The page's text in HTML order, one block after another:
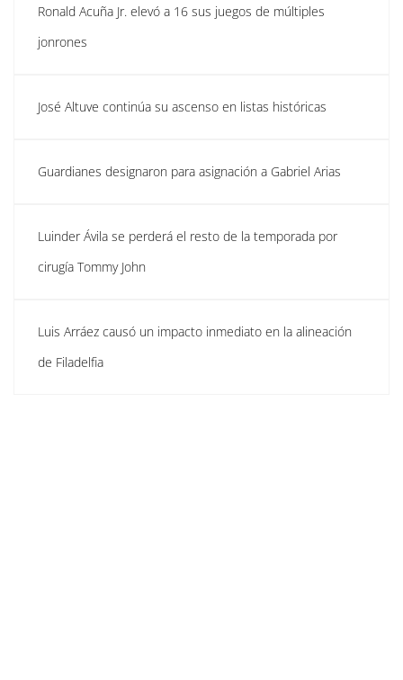
Ronald Acuña Jr. elevó a 16 sus juegos de múltiples
jonrones
José Altuve continúa su ascenso en listas históricas
Guardianes designaron para asignación a Gabriel Arias
Luinder Ávila se perderá el resto de la temporada por
cirugía Tommy John
Luis Arráez causó un impacto inmediato en la alineación
de Filadelfia